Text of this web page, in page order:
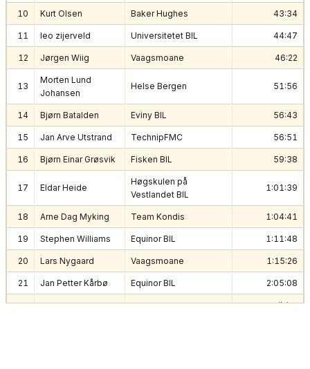
10 Kurt Olsen Baker Hughes 43:34
11 leo zijerveld Universitetet BIL 44:47
12 Jørgen Wiig Vaagsmoane 46:22
13
Morten Lund
Johansen
Helse Bergen 51:56
14 Bjørn Batalden Eviny BIL 56:43
15 Jan Arve Utstrand TechnipFMC 56:51
16 Bjørn Einar Grøsvik Fisken BIL 59:38
17 Eldar Heide
Høgskulen på
Vestlandet BIL
1:01:39
18 Arne Dag Myking Team Kondis 1:04:41
19 Stephen Williams Equinor BIL 1:11:48
20 Lars Nygaard Vaagsmoane 1:15:26
21 Jan Petter Kårbø Equinor BIL 2:05:08
disket